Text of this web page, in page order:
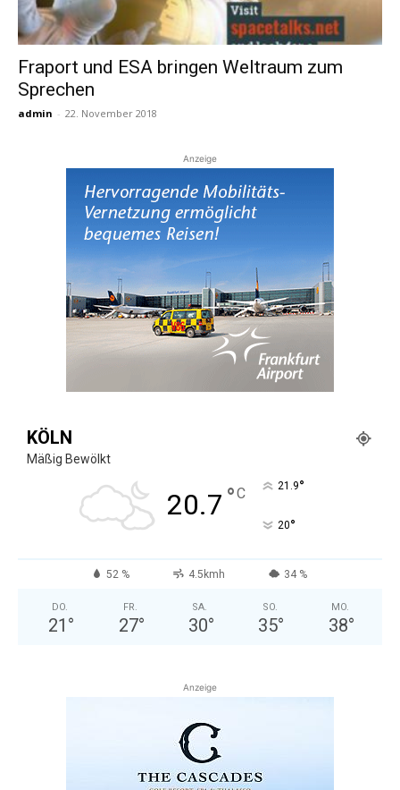
Reiseempfehlungen.
Fraport und ESA bringen Weltraum zum
Sprechen
admin - 22. November 2018
Anzeige
KÖLN
Mäßig Bewölkt
20.7 °C 21.9°
20°
52 % 4.5kmh 34 %
DO.
21 °
FR.
27°
SA.
30°
SO.
35°
MO.
38°
Anzeige